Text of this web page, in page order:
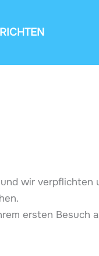
wir verpflichten
ersten Besuch